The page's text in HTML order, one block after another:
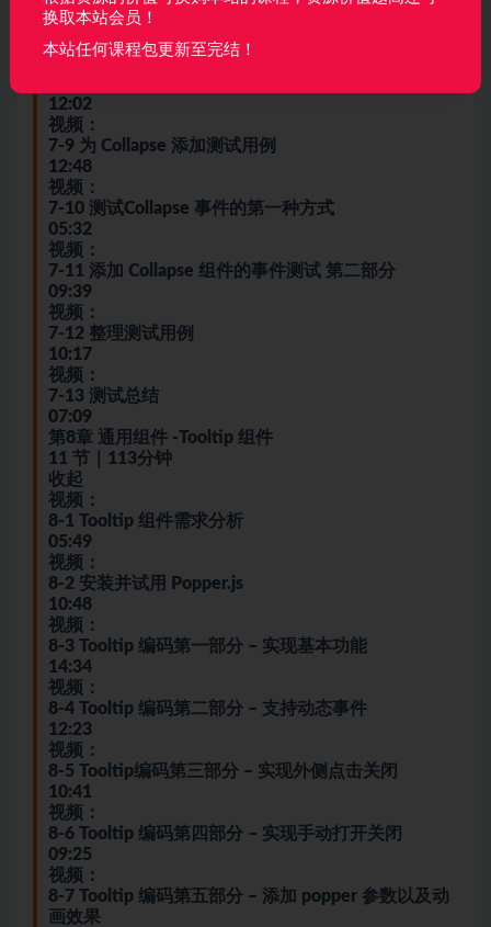
7-7 学习 VNode 定义以及 Render Function
09:59
视频：
12:02
视频：
7-9 为 Collapse 添加测试用例
12:48
视频：
7-10 测试Collapse 事件的第一种方式
05:32
视频：
7-11 添加 Collapse 组件的事件测试 第二部分
09:39
视频：
7-12 整理测试用例
10:17
视频：
7-13 测试总结
07:09
第8章 通用组件 -Tooltip 组件
11 节｜113分钟
收起
视频：
8-1 Tooltip 组件需求分析
05:49
视频：
8-2 安装并试用 Popper.js
10:48
视频：
8-3 Tooltip 编码第一部分 – 实现基本功能
14:34
视频：
8-4 Tooltip 编码第二部分 – 支持动态事件
12:23
视频：
8-5 Tooltip编码第三部分 – 实现外侧点击关闭
10:41
视频：
8-6 Tooltip 编码第四部分 – 实现手动打开关闭
09:25
视频：
8-7 Tooltip 编码第五部分 – 添加 popper 参数以及动
画效果
换取本站会员！
本站任何课程包更新至完结！